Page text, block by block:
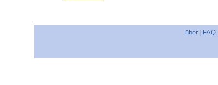
über FAQ